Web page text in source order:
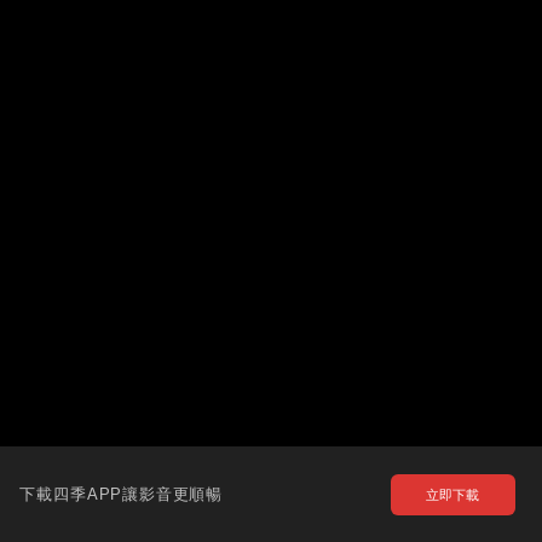
下載四季APP讓影音更順暢 立即下載